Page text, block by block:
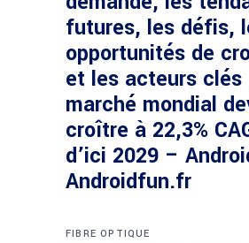
futures, les défis,
opportunités de
et les acteurs clés
marché mondial
croître à 22,3%
d’ici 2029 –
Androidfun.fr
FIBRE OPTIQUE